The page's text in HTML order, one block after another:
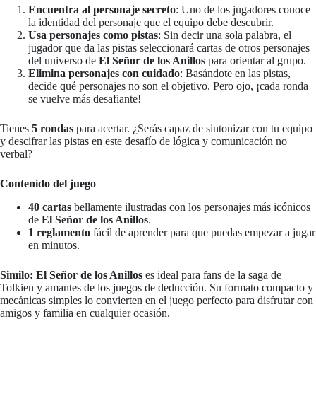
Encuentra al personaje secreto: Uno de los jugadores conoce
la identidad del personaje que el equipo debe descubrir.
Usa personajes como pistas: Sin decir una sola palabra, el
jugador que da las pistas seleccionará cartas de otros personajes
del universo de El Señor de los Anillos para orientar al grupo.
Elimina personajes con cuidado: Basándote en las pistas,
decide qué personajes no son el objetivo. Pero ojo, ¡cada ronda
se vuelve más desafiante!
Tienes 5 rondas para acertar. ¿Serás capaz de sintonizar con tu equipo
y descifrar las pistas en este desafío de lógica y comunicación no
verbal?
Contenido del juego
40 cartas bellamente ilustradas con los personajes más icónicos
de El Señor de los Anillos.
1 reglamento fácil de aprender para que puedas empezar a jugar
en minutos.
Similo: El Señor de los Anillos es ideal para fans de la saga de
Tolkien y amantes de los juegos de deducción. Su formato compacto y
mecánicas simples lo convierten en el juego perfecto para disfrutar con
amigos y familia en cualquier ocasión.